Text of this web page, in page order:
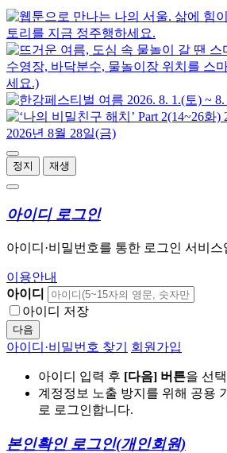
정지 재생
아이디 로그인
아이디·비밀번호를 통한 로그인 서비스
이용안내
아이디
아이디 저장
다음
아이디·비밀번호 찾기 회원가입
아이디 입력 후 [다음] 버튼을 선
계정정보 노출 방지를 위해 공용
로 로그인합니다.
본인확인 로그인(개인회원)